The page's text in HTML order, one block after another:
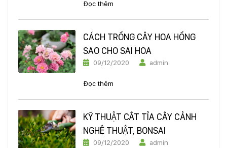
Đọc thêm
CÁCH TRỒNG CÂY HOA HỒNG
SAO CHO SAI HOA
09/12/2020 admin
Đọc thêm
KỸ THUẬT CẮT TỈA CÂY CẢNH
NGHỆ THUẬT, BONSAI
09/12/2020 admin